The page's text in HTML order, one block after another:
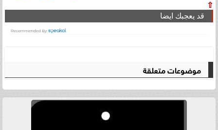
⇧
قد يعجبك ايضا
موضوعات متعلقة